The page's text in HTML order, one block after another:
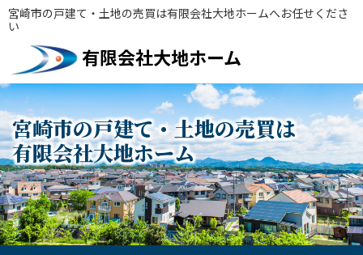
宮崎市の戸建て・土地の売買は有限会社大地ホームへお任せくださ
い
有限会社大地ホーム
宮崎市の戸建て・土地の売買は
有限会社大地ホーム